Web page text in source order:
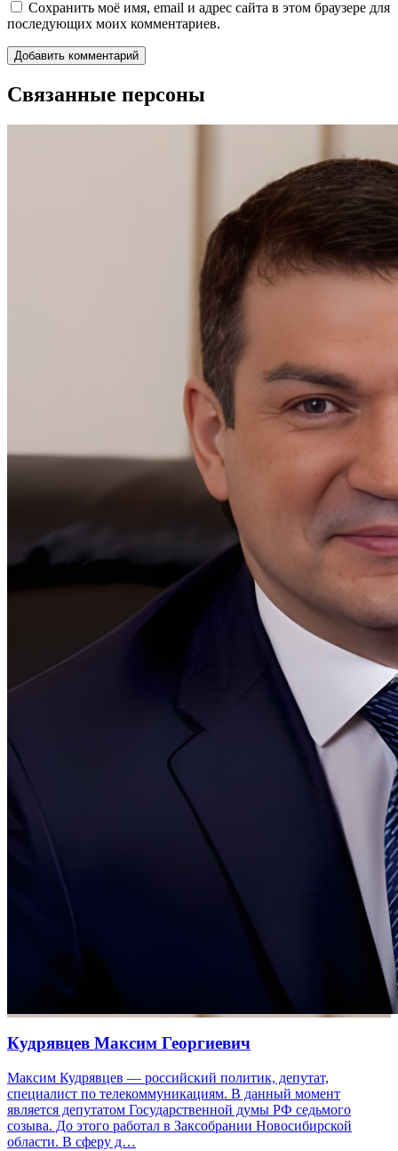
Сохранить моё имя, email и адрес сайта в этом браузере для
последующих моих комментариев.
Связанные персоны
Кудрявцев Максим Георгиевич
Максим Кудрявцев — российский политик, депутат,
специалист по телекоммуникациям. В данный момент
является депутатом Государственной думы РФ седьмого
созыва. До этого работал в Заксобрании Новосибирской
области. В сферу д…